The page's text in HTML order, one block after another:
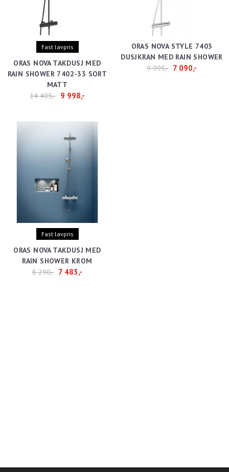
Fast lavpris
ORAS NOVA TAKDUSJ MED
RAIN SHOWER 7402-33 SORT
MATT
14 405,-
9 998,-
ORAS NOVA STYLE 7403
DUSJKRAN MED RAIN SHOWER
9 995,- 7 090,-
Fast lavpris
ORAS NOVA TAKDUSJ MED
RAIN SHOWER KROM
8 290,- 7 483,-